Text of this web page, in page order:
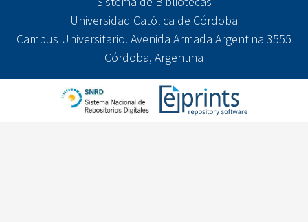
Universidad Católica de Córdoba
Campus Universitario. Avenida Armada Argentina 3555
Córdoba, Argentina